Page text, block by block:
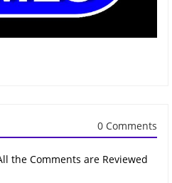
0 Comments
the Comments are Reviewed